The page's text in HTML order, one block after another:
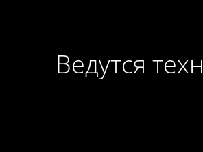
Ведутся